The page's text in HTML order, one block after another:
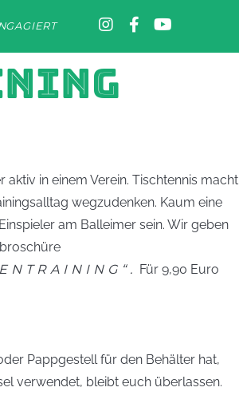
in einem Verein. Tischtennis macht
wegzudenken. Kaum eine
am Balleimer sein. Wir geben
Für 9,90 Euro
Pappgestell für den Behälter hat,
verwendet, bleibt euch überlassen.